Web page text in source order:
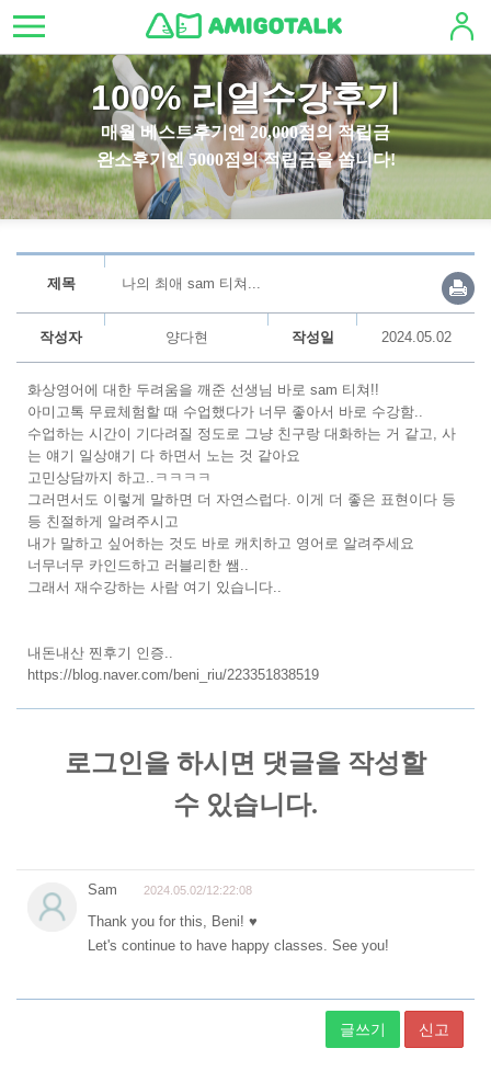
100% 리얼수강후기
매월 베스트후기엔 20,000점의 적립금
완소후기엔 5000점의 적립금을 쏩니다!
제목 나의 최애 sam 티쳐...
작성자 양다현 작성일 2024.05.02
화상영어에 대한 두려움을 깨준 선생님 바로 sam 티쳐!!
아미고톡 무료체험할 때 수업했다가 너무 좋아서 바로 수강함..
수업하는 시간이 기다려질 정도로 그냥 친구랑 대화하는 거 같고, 사
는 얘기 일상얘기 다 하면서 노는 것 같아요
고민상담까지 하고..ㅋㅋㅋㅋ
그러면서도 이렇게 말하면 더 자연스럽다. 이게 더 좋은 표현이다 등
등 친절하게 알려주시고
내가 말하고 싶어하는 것도 바로 캐치하고 영어로 알려주세요
너무너무 카인드하고 러블리한 쌤..
그래서 재수강하는 사람 여기 있습니다..
내돈내산 찐후기 인증..
https://blog.naver.com/beni_riu/223351838519
글쓰기 신고